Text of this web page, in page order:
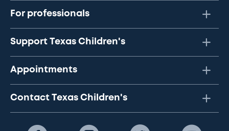
For professionals
Support Texas Children's
Appointments
Contact Texas Children's